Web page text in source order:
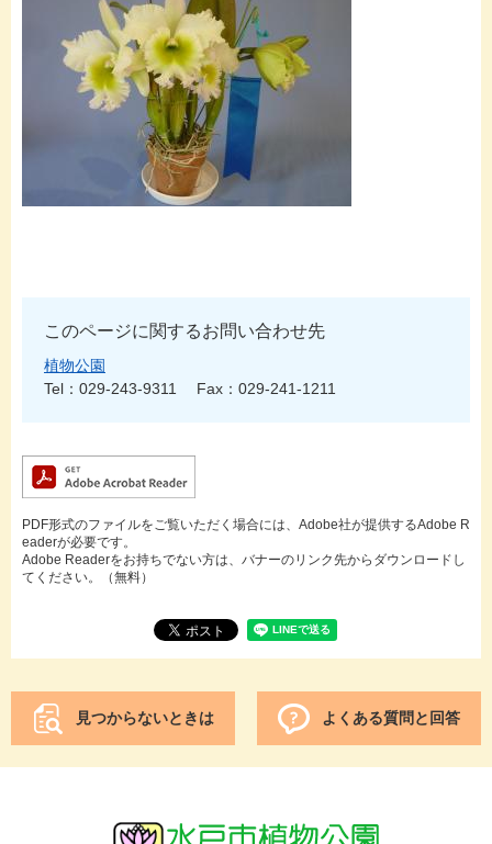
このページに関するお問い合わせ先
植物公園
Tel：029-243-9311
Fax：029-241-1211
PDF形式のファイルをご覧いただく場合には、Adobe社が提供するAdobe R
eaderが必要です。
Adobe Readerをお持ちでない方は、バナーのリンク先からダウンロードし
てください。（無料）
見つからないときは よくある質問と回答